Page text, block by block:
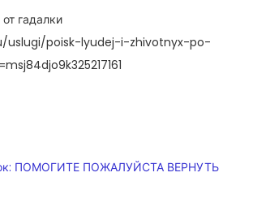
гадалки
uslugi/poisk-lyudej-i-zhivotnyx-po-